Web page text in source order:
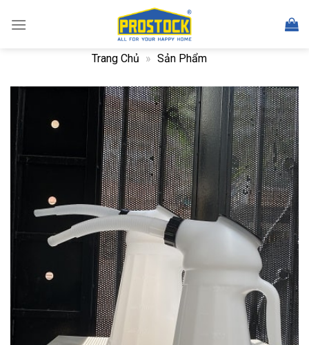
Trang Chủ » Sản Phẩm